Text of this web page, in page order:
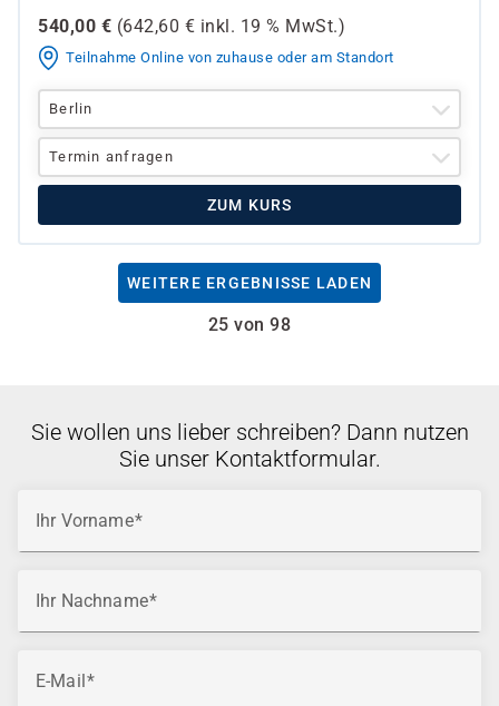
540,00 € (642,60 € inkl. 19 % MwSt.)
Teilnahme Online von zuhause oder am Standort
Berlin
Termin anfragen
ZUM KURS
WEITERE ERGEBNISSE LADEN
25 von 98
Sie wollen uns lieber schreiben? Dann nutzen
Sie unser Kontaktformular.
Ihr Vorname
Ihr Nachname
E-Mail